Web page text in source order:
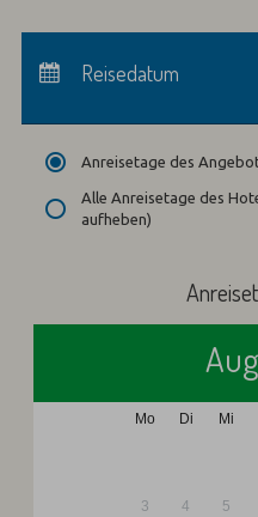
Abreise:keine Auswahl
Reisedatum
Anreisetage des
Alle Anreisetage des
aufheben)
Mo Di Mi
3 4 5